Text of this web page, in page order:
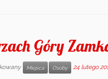
Góry
Miejsca Osoby 24 lutego